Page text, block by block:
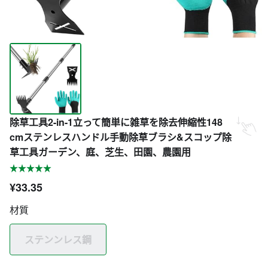
除草工具2-in-1立って簡単に雑草を除去伸縮性148
cmステンレスハンドル手動除草ブラシ&スコップ除
草工具ガーデン、庭、芝生、田園、農園用
¥33.35
材質
ステンンレス鋼